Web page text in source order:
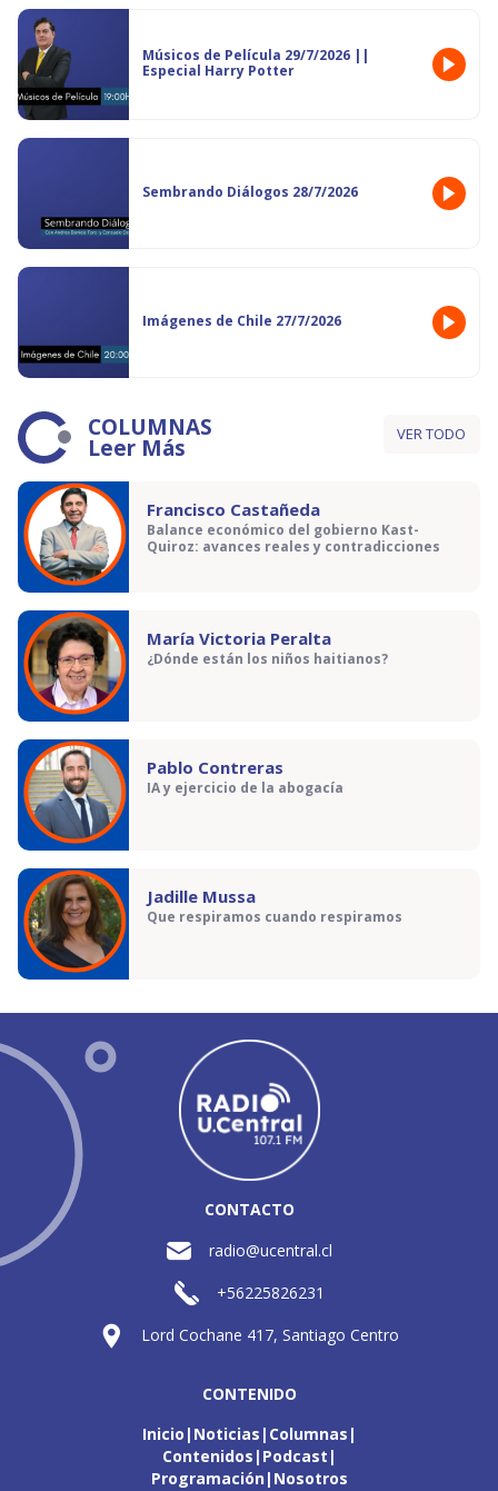
Músicos de Película 29/7/2026 ||
Especial Harry Potter
Sembrando Diálogos 28/7/2026
Imágenes de Chile 27/7/2026
COLUMNAS
Leer Más VER TODO
Francisco Castañeda
Balance económico del gobierno Kast-
Quiroz: avances reales y contradicciones
María Victoria Peralta
¿Dónde están los niños haitianos?
Pablo Contreras
IA y ejercicio de la abogacía
Jadille Mussa
Que respiramos cuando respiramos
CONTACTO
radio@ucentral.cl
+56225826231
Lord Cochane 417, Santiago Centro
CONTENIDO
Inicio Noticias Columnas
Contenidos Podcast
Programación Nosotros